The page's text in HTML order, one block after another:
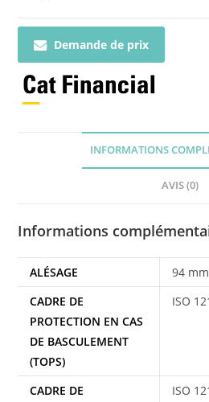
Demande de prix
INFORMATIONS
AVIS (0)
Informations
ALÉSAGE
94 mm
CADRE DE
PROTECTION EN CAS
DE BASCULEMENT
(TOPS)
ISO
CADRE DE
ISO